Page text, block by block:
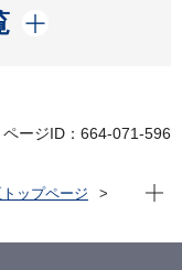
ページID：664-071-596
ップページ
味
現在